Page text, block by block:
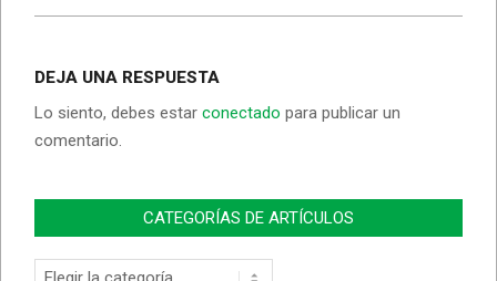
DEJA UNA RESPUESTA
Lo siento, debes estar conectado para publicar un
comentario.
CATEGORÍAS DE ARTÍCULOS
Categorías